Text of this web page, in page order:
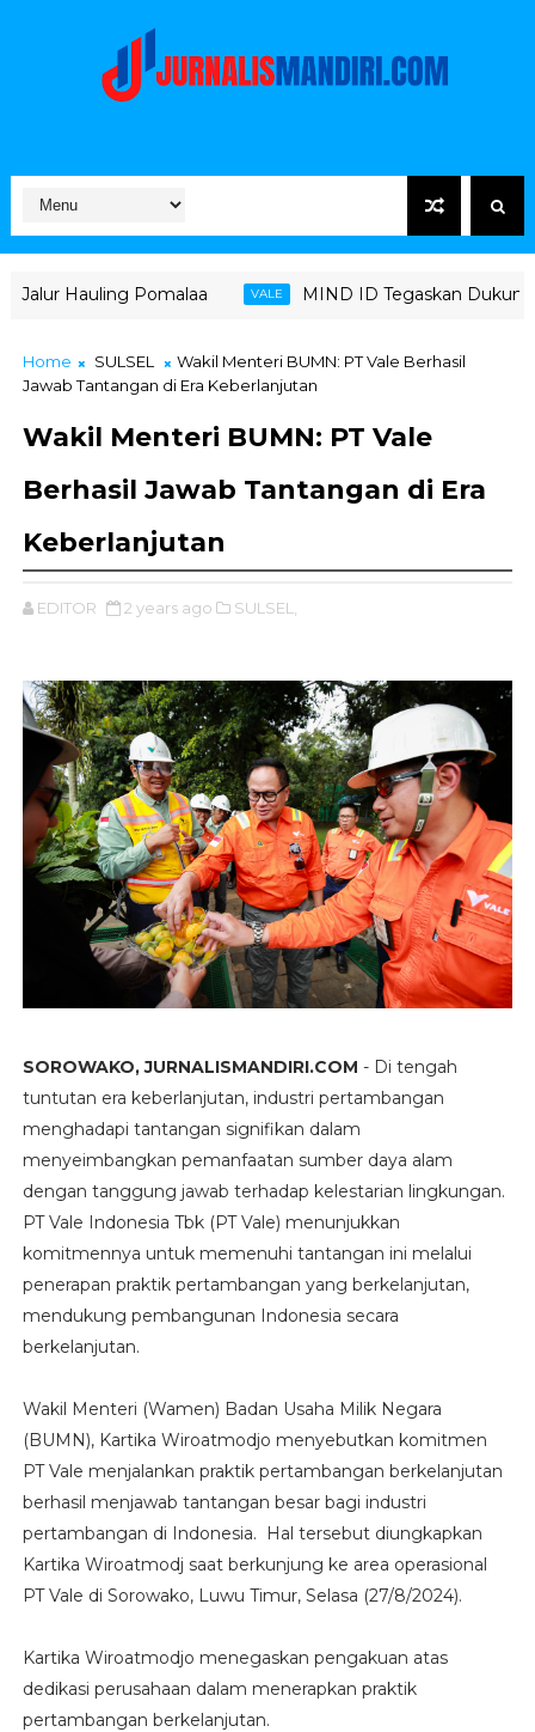
Pomalaa VALE MIND ID Tegaskan Dukungan Penuh
Home SULSEL
Wakil Menteri BUMN: PT Vale Berhasil
Jawab Tantangan di Era Keberlanjutan
Wakil Menteri BUMN: PT Vale
Berhasil Jawab Tantangan di Era
Keberlanjutan
EDITOR 2 years ago SULSEL,
SOROWAKO, JURNALISMANDIRI.COM - Di tengah
tuntutan era keberlanjutan, industri pertambangan
menghadapi tantangan signifikan dalam
menyeimbangkan pemanfaatan sumber daya alam
dengan tanggung jawab terhadap kelestarian lingkungan.
PT Vale Indonesia Tbk (PT Vale) menunjukkan
komitmennya untuk memenuhi tantangan ini melalui
penerapan praktik pertambangan yang berkelanjutan,
mendukung pembangunan Indonesia secara
berkelanjutan.
Wakil Menteri (Wamen) Badan Usaha Milik Negara
(BUMN), Kartika Wiroatmodjo menyebutkan komitmen
PT Vale menjalankan praktik pertambangan berkelanjutan
berhasil menjawab tantangan besar bagi industri
pertambangan di Indonesia. Hal tersebut diungkapkan
Kartika Wiroatmodj saat berkunjung ke area operasional
PT Vale di Sorowako, Luwu Timur, Selasa (27/8/2024).
Kartika Wiroatmodjo menegaskan pengakuan atas
dedikasi perusahaan dalam menerapkan praktik
pertambangan berkelanjutan.